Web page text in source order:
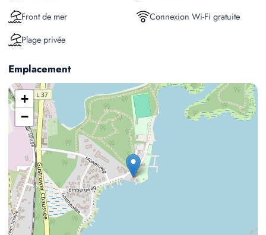
Front de mer
Connexion Wi-Fi gratuite
Plage privée
Emplacement
+
−